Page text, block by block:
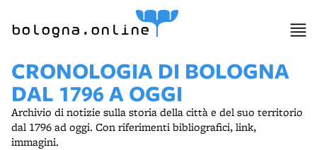
bologna.online
CRONOLOGIA DI BOLOGNA
DAL 1796 A OGGI
Archivio di notizie sulla storia della città e del suo territorio
dal 1796 ad oggi. Con riferimenti bibliografici, link,
immagini.